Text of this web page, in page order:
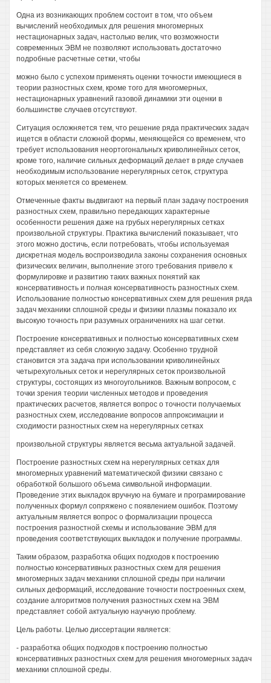
Одна из возникающих проблем состоит в том, что объем
вычислений необходимых для решения многомерных
нестационарных задач, настолько велик, что возможности
современных ЭВМ не позволяют использовать достаточно
подробные расчетные сетки, чтобы
можно было с успехом применять оценки точности имеющиеся в
теории разностных схем, кроме того для многомерных,
нестационарных уравнений газовой динамики эти оценки в
большинстве случаев отсутствуют.
Ситуация осложняется тем, что решение ряда практических задач
ищется в области сложной формы, меняющейся со временем, что
требует использования неортогональньгх криволинейных сеток,
кроме того, наличие сильных деформаций делает в ряде случаев
необходимым использование нерегулярных сеток, структура
которых меняется со временем.
Отмеченные факты выдвигают на первый план задачу построения
разностных схем, правильно передающих характерные
особенности решения даже на грубых нерегулярных сетках
произвольной структуры. Практика вычислений показывает, что
этого можно достичь, если потребовать, чтобы используемая
дискретная модель воспроизводила законы сохранения основных
физических величин, выполнение этого требования привело к
формулировке и развитию таких важных понятий как
консервативность и полная консервативность разностных схем.
Использование полностью консервативных схем для решения ряда
задач механики сплошной среды и физики плазмы показало их
высокую точность при разумных ограничениях на шаг сетки.
Построение консервативных и полностью консервативных схем
представляет из себя сложную задачу. Особенно трудной
становится эта задача при использовании криволинейных
четырехугольных сеток и нерегулярных сеток произвольной
структуры, состоящих из многоугольников. Важным вопросом, с
точки зрения теории численных методов и проведения
практических расчетов, является вопрос о точности получаемых
разностных схем, исследование вопросов аппроксимации и
сходимости разностных схем на нерегулярных сетках
произвольной структуры является весьма актуальной задачей.
Построение разностных схем на нерегулярных сетках для
многомерных уравнений математической физики связано с
обработкой большого объема символьной информации.
Проведение этих выкладок вручную на бумаге и програмирование
полученных формул сопряжено с появлением ошибок. Поэтому
актуальным является вопрос о формализации процесса
построения разностной схемы и использование ЭВМ для
проведения соответствующих выкладок и получение программы.
Таким образом, разработка общих подходов к построению
полностью консервативных разностных схем для решения
многомерных задач механики сплошной среды при наличии
сильных деформаций, исследование точности построенных схем,
создание алгоритмов получения разностных схем на ЭВМ
представляет собой актуальную научную проблему.
Цель работы. Целью диссертации является:
- разработка общих подходов к построению полностью
консервативных разностных схем для решения многомерных задач
механики сплошной среды.